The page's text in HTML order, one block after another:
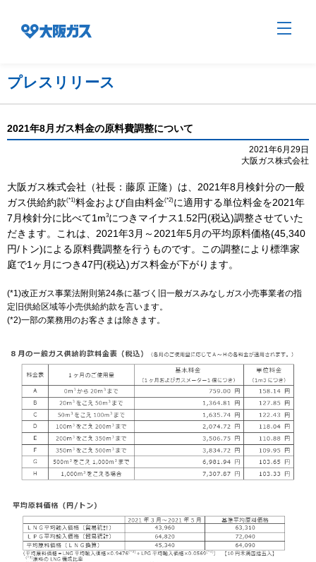
企業情報
社会貢献
技術開発
サステナビリティ
IR情報
採用情報
プレスリリース
プレスリリース
2021年8月ガス料金の原料費調整について
2021年6月29日
大阪ガス株式会社
大阪ガス株式会社（社長：藤原 正隆）は、2021年8月検針分の一般
ガス供給約款(*1)料金および自由料金(*2)に適用する単位料金を2021年
7月検針分に比べて1m3につきマイナス1.52円(税込)調整させていた
だきます。これは、2021年3月～2021年5月の平均原料価格(45,340
円/トン)による原料費調整を行うものです。この調整により標準家
庭で1ヶ月につき47円(税込)ガス料金が下がります。
(*1)改正ガス事業法附則第24条に基づく旧一般ガスみなしガス小売事業者の指
定旧供給区域等小売供給約款を言います。
(*2)一部の業務用のお客さまは除きます。